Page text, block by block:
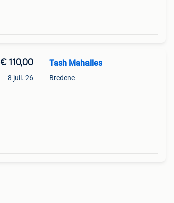
€ 110,00
8 juil. 26
Tash Mahalles
Bredene